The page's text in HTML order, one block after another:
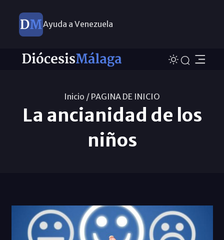
Ayuda a Venezuela
Inicio / PAGINA DE INICIO
La ancianidad de los
niños